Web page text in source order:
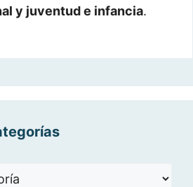
y juventud e infancia.